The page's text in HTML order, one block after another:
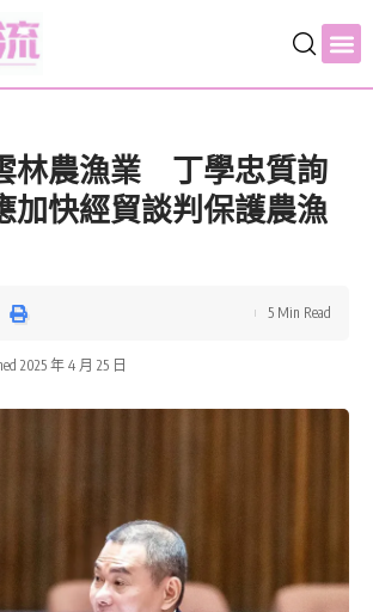
林農漁業 丁學忠質詢
加快經貿談判保護農漁
2025 年 4 月 25 日
5 Min Read